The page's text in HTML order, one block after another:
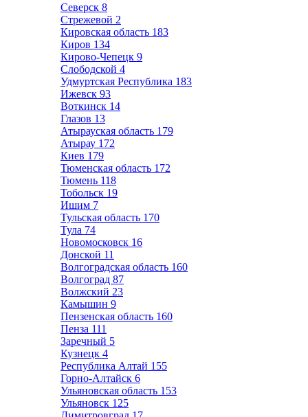
Северск 8
Стрежевой 2
Кировская область 183
Киров 134
Кирово-Чепецк 9
Слободской 4
Удмуртская Республика 183
Ижевск 93
Воткинск 14
Глазов 13
Атырауская область 179
Атырау 172
Киев 179
Тюменская область 172
Тюмень 118
Тобольск 19
Ишим 7
Тульская область 170
Тула 74
Новомосковск 16
Донской 11
Волгоградская область 160
Волгоград 87
Волжский 23
Камышин 9
Пензенская область 160
Пенза 111
Заречный 5
Кузнецк 4
Республика Алтай 155
Горно-Алтайск 6
Ульяновская область 153
Ульяновск 125